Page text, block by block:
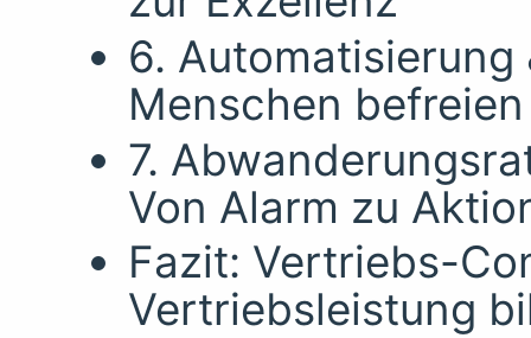
6. Automatisierung
Menschen befreien
7.
Von Alarm zu
Fazit: Vertriebs-
Vertriebsleistung